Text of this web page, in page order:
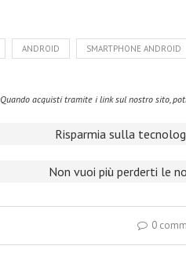
ANDROID SMARTPHONE ANDROID
Quando acquisti tramite i link sul nostro sito,
Risparmia sulla
Non vuoi più perderti le
0